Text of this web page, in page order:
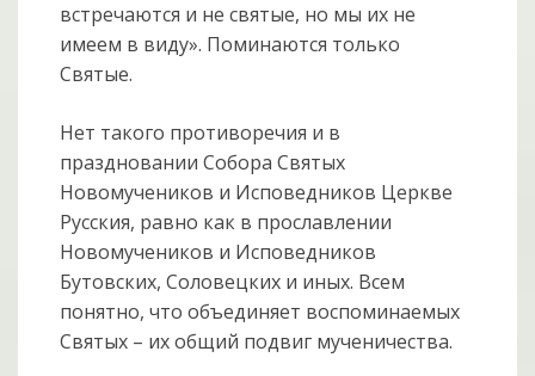
встречаются и не святые, но мы их не
имеем в виду». Поминаются только
Святые.
Нет такого противоречия и в
праздновании Собора Святых
Новомучеников и Исповедников Церкве
Русския, равно как в прославлении
Новомучеников и Исповедников
Бутовских, Соловецких и иных. Всем
понятно, что объединяет воспоминаемых
Святых – их общий подвиг мученичества.